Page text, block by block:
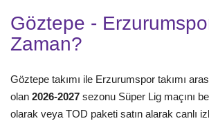
Göztepe -
Zaman?
Göztepe takımı ile Erzurumspor takımı
olan 2026-2027 sezonu Süper Lig maçını
olarak veya TOD paketi satın alarak canlı